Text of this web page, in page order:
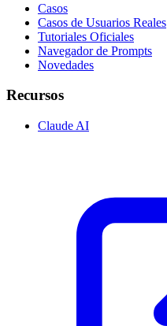
Casos
Casos de Usuarios Reales
Tutoriales Oficiales
Navegador de Prompts
Novedades
Recursos
Claude AI